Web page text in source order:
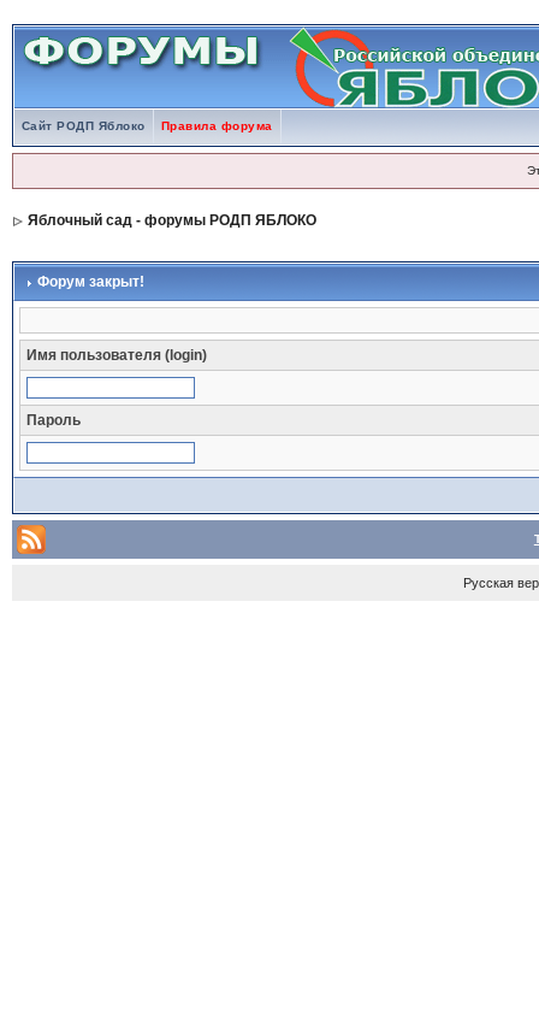
Сайт РОДП Яблоко Правила форума
Яблочный сад - форумы РОДП ЯБЛОКО
Форум закрыт!
Имя пользователя (login)
Пароль
Русская